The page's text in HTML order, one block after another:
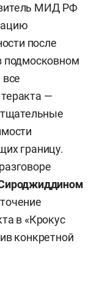
МИД РФ
после
подмосковном
—
границу.
в «Крокус
конкретной